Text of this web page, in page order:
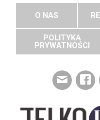
O NAS
POLITYKA
PRYWATNOŚCI